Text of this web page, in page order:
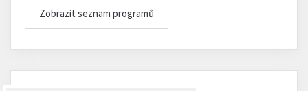
Zobrazit seznam programů